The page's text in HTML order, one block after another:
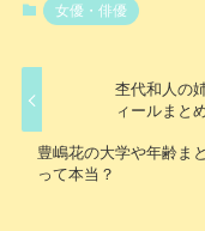
女優・俳優
杢代和人の
ィールまと
豊嶋花の大学や年齢ま
って本当？